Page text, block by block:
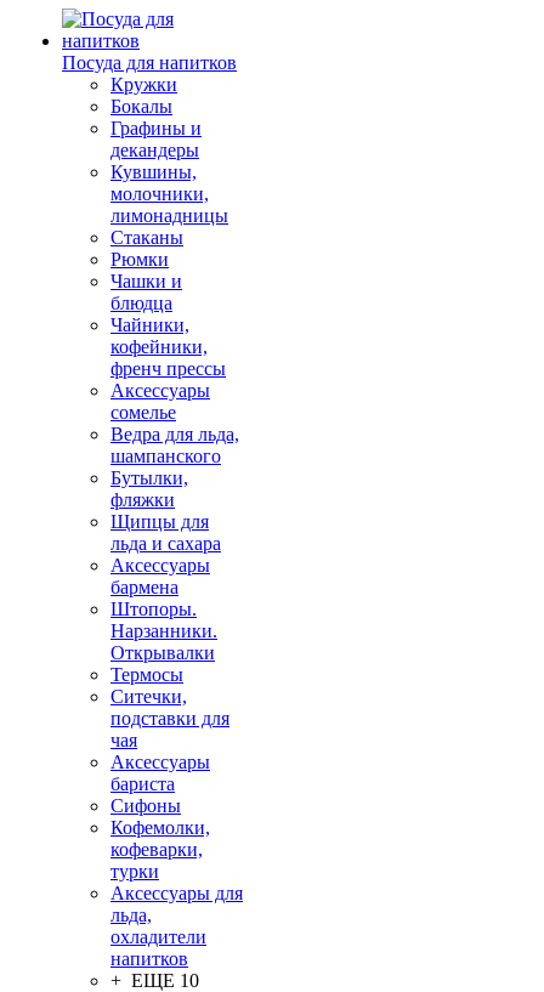
Посуда для напитков
Кружки
Бокалы
Графины и
декандеры
Кувшины,
молочники,
лимонадницы
Стаканы
Рюмки
Чашки и
блюдца
Чайники,
кофейники,
френч прессы
Аксессуары
сомелье
Ведра для льда,
шампанского
Бутылки,
фляжки
Щипцы для
льда и сахара
Аксессуары
бармена
Штопоры.
Нарзанники.
Открывалки
Термосы
Ситечки,
подставки для
чая
Аксессуары
бариста
Сифоны
Кофемолки,
кофеварки,
турки
Аксессуары для
льда,
охладители
напитков
+ ЕЩЕ 10